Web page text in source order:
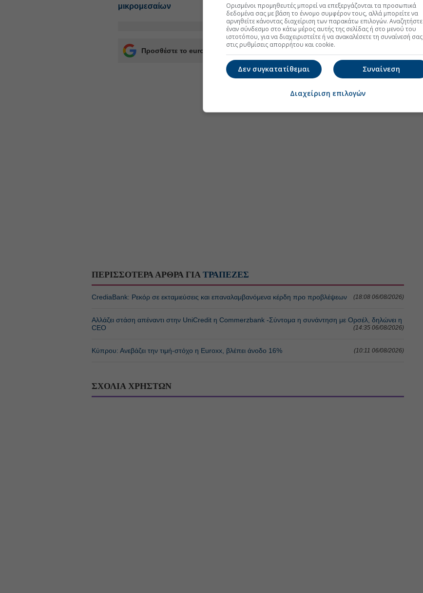
μικρομεσαίων
Προσθέστε το euro2day.gr στο Discover
ΠΕΡΙΣΣΟΤΕΡΑ ΑΡΘΡΑ ΓΙΑ ΤΡΑΠΕΖΕΣ
CrediaBank: Ρεκόρ σε εκταμιεύσεις και επαναλαμβανόμενα κέρδη προ προβλέψεων (18:08 06/08/2026)
Αλλάζει στάση απέναντι στην UniCredit η Commerzbank -Σύντομα η συνάντηση με Ορσέλ, δηλώνει η
CEO
(14:35 06/08/2026)
Κύπρου: Ανεβάζει την τιμή-στόχο η Euroxx, βλέπει άνοδο 16% (10:11 06/08/2026)
ΣΧΟΛΙΑ ΧΡΗΣΤΩΝ
Ορισμένοι προμηθευτές μπορεί να επεξεργάζονται τα προσωπικά
δεδομένα σας με βάση το έννομο συμφέρον τους, αλλά μπορείτε να
αρνηθείτε κάνοντας διαχείριση των παρακάτω επιλογών. Αναζητήστε
έναν σύνδεσμο στο κάτω μέρος αυτής της σελίδας ή στο μενού του
ιστοτόπου, για να διαχειριστείτε ή να ανακαλέσετε τη συναίνεσή σας
στις ρυθμίσεις απορρήτου και cookie.
Συναίνεση
Δεν συγκατατίθεμαι
Διαχείριση επιλογών